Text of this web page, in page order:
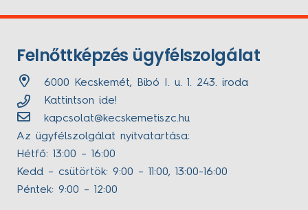
Felnőttképzés ügyfélszolgálat
6000 Kecskemét, Bibó I. u. 1. 243. iroda
Kattintson ide!
kapcsolat@kecskemetiszc.hu
Az ügyfélszolgálat nyitvatartása:
Hétfő: 13:00 – 16:00
Kedd – csütörtök: 9:00 – 11:00, 13:00-16:00
Péntek: 9:00 – 12:00